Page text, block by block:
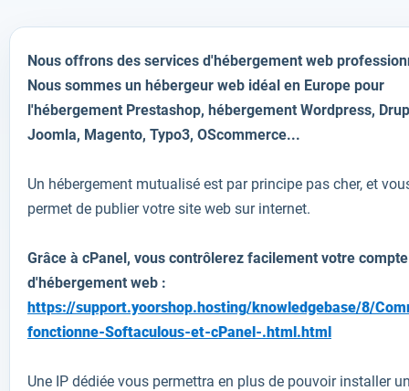
Nous offrons des services d'hébergement web
Nous sommes un hébergeur web idéal en Europe pour
l'hébergement Prestashop, hébergement Wordpress,
Joomla, Magento, Typo3, OScommerce...
Un hébergement mutualisé est par principe pas cher, et
permet de publier votre site web sur internet.
Grâce à cPanel, vous contrôlerez facilement votre compte
d'hébergement web :
https://support.yoorshop.hosting/knowledgebase/8/
fonctionne-Softaculous-et-cPanel-.html.html
Une IP dédiée vous permettra en plus de pouvoir installer